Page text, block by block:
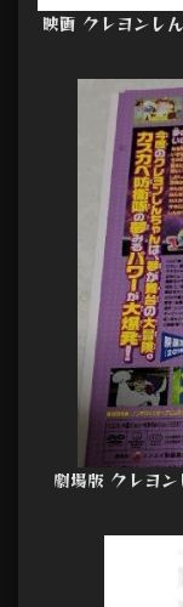
映画 クレヨンし
劇場版 クレヨ